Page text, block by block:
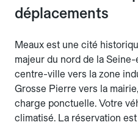
déplacements
Meaux est une cité
majeur du nord de la
centre-ville vers la zone
Grosse Pierre vers la
charge ponctuelle. Votre
climatisé. La réservation